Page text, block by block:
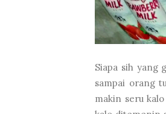
Siapa sih yang
sampai orang
makin seru